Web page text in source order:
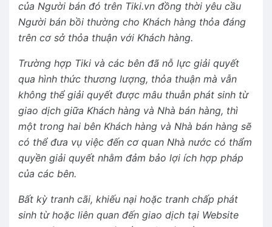
của Người bán đó trên Tiki.vn đồng thời yêu cầu
Người bán bồi thường cho Khách hàng thỏa đáng
trên cơ sở thỏa thuận với Khách hàng.
Trường hợp Tiki và các bên đã nỗ lực giải quyết
qua hình thức thương lượng, thỏa thuận mà vẫn
không thể giải quyết được mâu thuẫn phát sinh từ
giao dịch giữa Khách hàng và Nhà bán hàng, thì
một trong hai bên Khách hàng và Nhà bán hàng sẽ
có thể đưa vụ việc đến cơ quan Nhà nước có thẩm
quyền giải quyết nhằm đảm bảo lợi ích hợp pháp
của các bên.
Bất kỳ tranh cãi, khiếu nại hoặc tranh chấp phát
sinh từ hoặc liên quan đến giao dịch tại Website